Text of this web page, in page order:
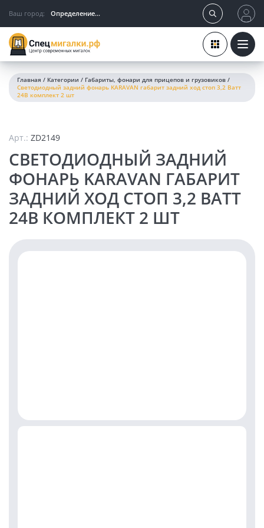
Ваш город: Определение...
Главная / Категории / Габариты, фонари для прицепов и грузовиков /
Светодиодный задний фонарь KARAVAN габарит задний ход стоп 3,2 Ватт
24В комплект 2 шт
Арт.: ZD2149
СВЕТОДИОДНЫЙ ЗАДНИЙ
ФОНАРЬ KARAVAN ГАБАРИТ
ЗАДНИЙ ХОД СТОП 3,2 ВАТТ
24В КОМПЛЕКТ 2 ШТ